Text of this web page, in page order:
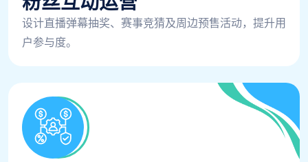
设计直播弹幕抽奖、赛事竞猜及周边预售活动，提升用
户参与度。